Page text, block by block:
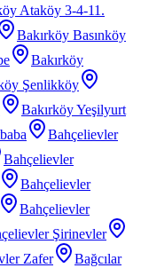
Ataköy 3-4-11.
Bakırköy Basınköy
Bakırköy
Şenlikköy
Bakırköy Yeşilyurt
Bahçelievler
Bahçelievler
Bahçelievler
Bahçelievler
Şirinevler
Zafer
Bağcılar